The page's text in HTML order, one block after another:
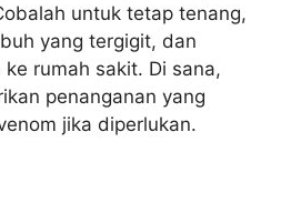
untuk tetap tenang,
yang tergigit, dan
rumah sakit. Di sana,
penanganan yang
jika diperlukan.